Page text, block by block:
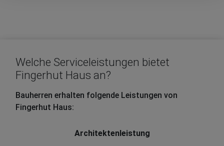
Welche Serviceleistungen bietet
Fingerhut Haus an?
Bauherren erhalten folgende Leistungen von
Fingerhut Haus:
Architektenleistung